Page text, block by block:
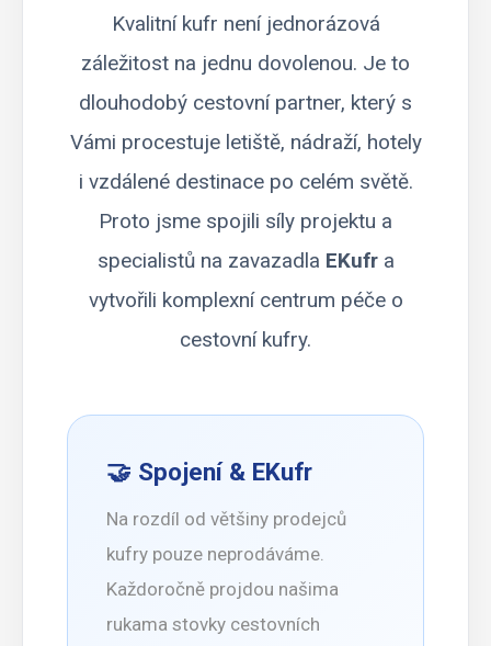
Kvalitní kufr není jednorázová
záležitost na jednu dovolenou. Je to
dlouhodobý cestovní partner, který s
Vámi procestuje letiště, nádraží, hotely
i vzdálené destinace po celém světě.
Proto jsme spojili síly projektu a
specialistů na zavazadla EKufra
vytvořili komplexní centrum péče o
cestovní kufry.
🤝 Spojení & EKufr
Na rozdíl od většiny prodejců
kufry pouze neprodáváme.
Každoročně projdou našima
rukama stovky cestovních